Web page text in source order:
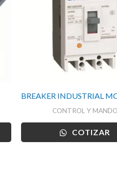
BREAKER INDUSTRIAL
CONTROL Y MANDO
COTIZAR